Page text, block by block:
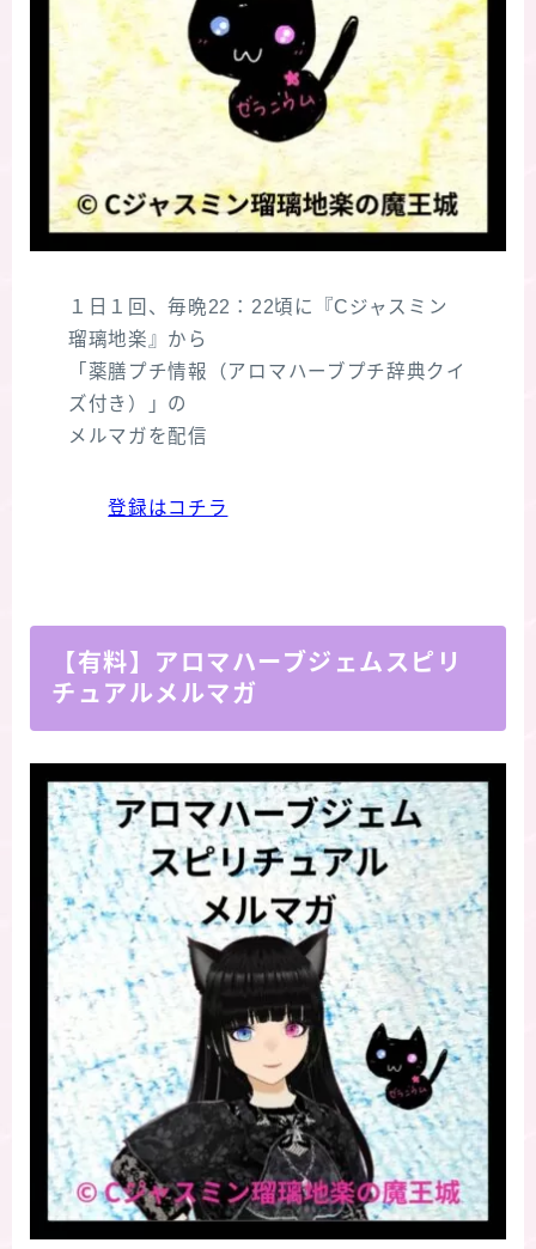
１日１回、毎晩22：22頃に『Cジャスミン
瑠璃地楽』から
「薬膳プチ情報（アロマハーブプチ辞典クイ
ズ付き）」の
メルマガを配信
登録はコチラ
【有料】アロマハーブジェムスピリ
チュアルメルマガ